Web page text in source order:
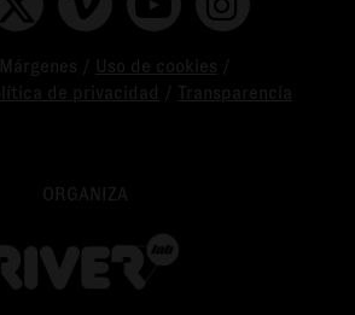
/ Uso de cookies
de privacidad
Transparencia
ORGANIZA